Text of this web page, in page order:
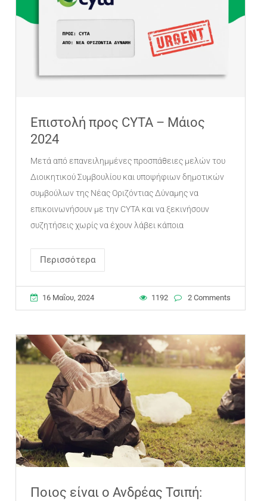
Επιστολή προς CYTA – Μάιος
2024
Μετά από επανειλημμένες προσπάθειες μελών του
Διοικητικού Συμβουλίου και υποψήφιων δημοτικών
συμβούλων της Νέας Οριζόντιας Δύναμης να
επικοινωνήσουν με την CYTA και να ξεκινήσουν
συζητήσεις χωρίς να έχουν λάβει κάποια
Περισσότερα
16 Μαΐου, 2024 1192 2 Comments
Ποιος είναι ο Ανδρέας Τσιπή: